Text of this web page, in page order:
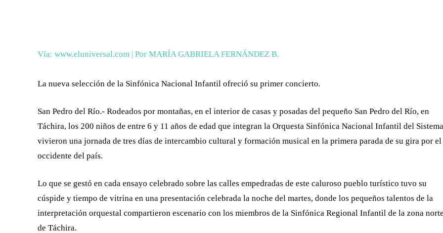
Vía: www.eluniversal.com | Por MARÍA GABRIELA FERNÁNDEZ B.
La nueva selección de la Sinfónica Nacional Infantil ofreció su primer concierto.
San Pedro del Río.- Rodeados por montañas, en el interior de casas y posadas del pequeño San Pedro del Río, en
Táchira, los 200 niños de entre 6 y 11 años de edad que integran la Orquesta Sinfónica Nacional Infantil del Sistema
vivieron una jornada de tres días de intercambio cultural y formación musical en la primera parada de su gira por el
occidente del país.
Lo que se gestó en cada ensayo celebrado sobre las calles empedradas de este caluroso pueblo turístico tuvo su
cúspide y tiempo de vitrina en una presentación celebrada la noche del martes, donde los pequeños talentos de la
interpretación orquestal compartieron escenario con los miembros de la Sinfónica Regional Infantil de la zona norte
de Táchira.